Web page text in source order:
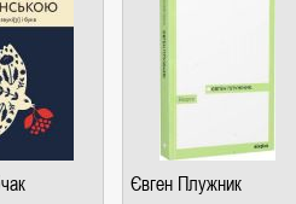
ЧАС
Євген Плужник